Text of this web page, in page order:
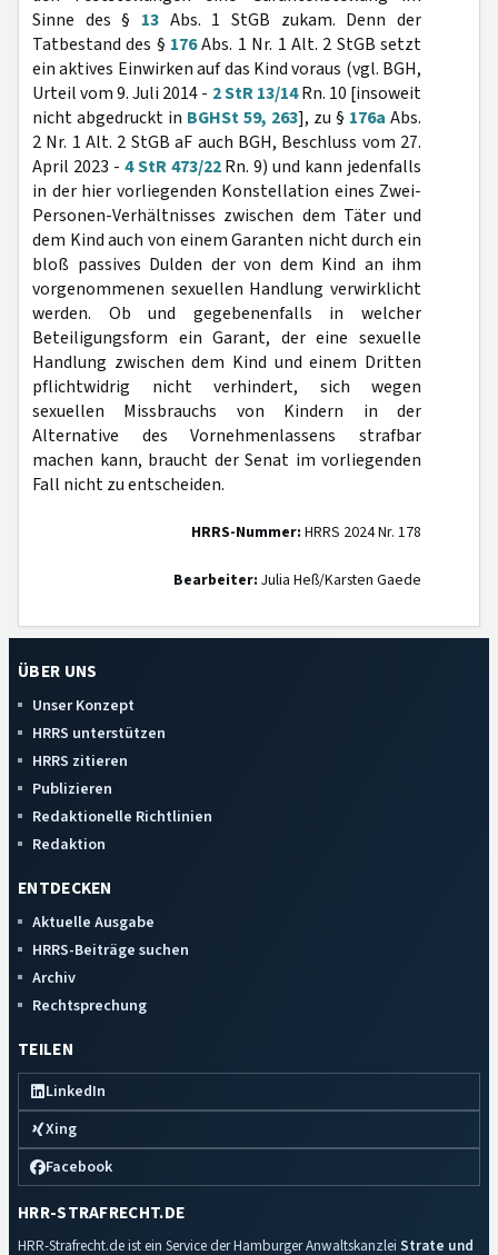
Sinne des § 13 Abs. 1 StGB zukam. Denn der
Tatbestand des § 176Abs. 1 Nr. 1 Alt. 2 StGB setzt
ein aktives Einwirken auf das Kind voraus (vgl. BGH,
Urteil vom 9. Juli 2014 - 2 StR 13/14Rn. 10 [insoweit
nicht abgedruckt in BGHSt 59, 263], zu § 176a Abs.
2 Nr. 1 Alt. 2 StGB aF auch BGH, Beschluss vom 27.
April 2023 - 4 StR 473/22Rn. 9) und kann jedenfalls
in der hier vorliegenden Konstellation eines Zwei-
Personen-Verhältnisses zwischen dem Täter und
dem Kind auch von einem Garanten nicht durch ein
bloß passives Dulden der von dem Kind an ihm
vorgenommenen sexuellen Handlung verwirklicht
werden. Ob und gegebenenfalls in welcher
Beteiligungsform ein Garant, der eine sexuelle
Handlung zwischen dem Kind und einem Dritten
pflichtwidrig nicht verhindert, sich wegen
sexuellen Missbrauchs von Kindern in der
Alternative des Vornehmenlassens strafbar
machen kann, braucht der Senat im vorliegenden
Fall nicht zu entscheiden.
HRRS-Nummer: HRRS 2024 Nr. 178
Bearbeiter: Julia Heß/Karsten Gaede
ÜBER UNS
Unser Konzept
HRRS unterstützen
HRRS zitieren
Publizieren
Redaktionelle Richtlinien
Redaktion
ENTDECKEN
Aktuelle Ausgabe
HRRS-Beiträge suchen
Archiv
Rechtsprechung
TEILEN
LinkedIn
Xing
Facebook
HRR-STRAFRECHT.DE
HRR-Strafrecht.de ist ein Service der Hamburger Anwaltskanzlei Strate und